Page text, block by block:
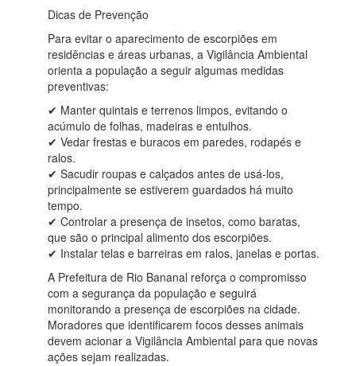
Dicas de Prevenção
Para evitar o aparecimento de escorpiões em
residências e áreas urbanas, a Vigilância Ambiental
orienta a população a seguir algumas medidas
preventivas:
✔ Manter quintais e terrenos limpos, evitando o
acúmulo de folhas, madeiras e entulhos.
✔ Vedar frestas e buracos em paredes, rodapés e
ralos.
✔ Sacudir roupas e calçados antes de usá-los,
principalmente se estiverem guardados há muito
tempo.
✔ Controlar a presença de insetos, como baratas,
que são o principal alimento dos escorpiões.
✔ Instalar telas e barreiras em ralos, janelas e portas.
A Prefeitura de Rio Bananal reforça o compromisso
com a segurança da população e seguirá
monitorando a presença de escorpiões na cidade.
Moradores que identificarem focos desses animais
devem acionar a Vigilância Ambiental para que novas
ações sejam realizadas.